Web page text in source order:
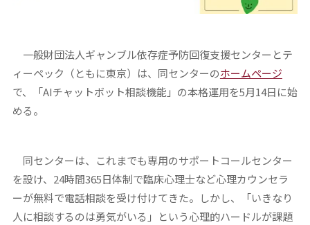
一般財団法人ギャンブル依存症予防回復支援センターとテ
ィーペック（ともに東京）は、同センターのホームページ
で、「AIチャットボット相談機能」の本格運用を5月14日に始
める。
同センターは、これまでも専用のサポートコールセンター
を設け、24時間365日体制で臨床心理士など心理カウンセラ
ーが無料で電話相談を受け付けてきた。しかし、「いきなり
人に相談するのは勇気がいる」という心理的ハードルが課題